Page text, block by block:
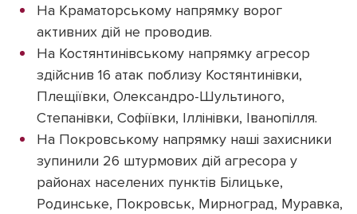
На Краматорському напрямку ворог
активних дій не проводив.
На Костянтинівському напрямку агресор
здійснив 16 атак поблизу Костянтинівки,
Плещіївки, Олександро-Шультиного,
Степанівки, Софіївки, Іллінівки, Іванопілля.
На Покровському напрямку наші захисники
зупинили 26 штурмових дій агресора у
районах населених пунктів Білицьке,
Родинське, Покровськ, Мирноград, Муравка,